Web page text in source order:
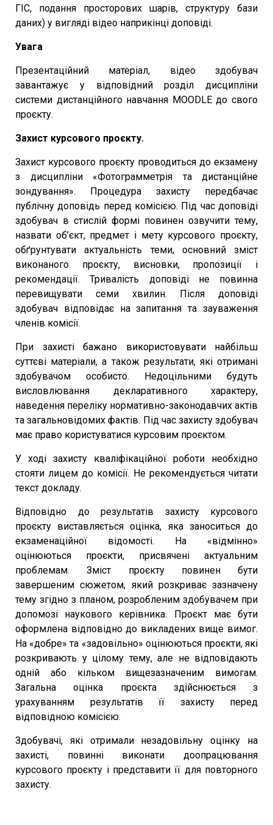
ГІС, подання просторових шарів, структуру бази
даних) у вигляді відео наприкінці доповіді.
Увага
Презентаційний матеріал, відео здобувач
завантажує у відповідний розділ дисципліни
системи дистанційного навчання MOODLE до свого
проєкту.
Захист курсового проєкту.
Захист курсового проєкту проводиться до екзамену
з дисципліни «Фотограмметрія та дистанційне
зондування». Процедура захисту передбачає
публічну доповідь перед комісією. Під час доповіді
здобувач в стислій формі повинен озвучити тему,
назвати об’єкт, предмет і мету курсового проєкту,
обґрунтувати актуальність теми, основний зміст
виконаного проєкту, висновки, пропозиції і
рекомендації. Тривалість доповіді не повинна
перевищувати семи хвилин. Після доповіді
здобувач відповідає на запитання та зауваження
членів комісії.
При захисті бажано використовувати найбільш
суттєві матеріали, а також результати, які отримані
здобувачом особисто. Недоцільними будуть
висловлювання декларативного характеру,
наведення переліку нормативно-законодавчих актів
та загальновідомих фактів. Під час захисту здобувач
має право користуватися курсовим проєктом.
У ході захисту кваліфікаційної роботи необхідно
стояти лицем до комісії. Не рекомендується читати
текст докладу.
Відповідно до результатів захисту курсового
проєкту виставляється оцінка, яка заноситься до
екзаменаційної відомості. На «відмінно»
оцінюються проєкти, присвячені актуальним
проблемам. Зміст проєкту повинен бути
завершеним сюжетом, який розкриває зазначену
тему згідно з планом, розробленим здобувачем при
допомозі наукового керівника. Проєкт має бути
оформлена відповідно до викладених вище вимог.
На «добре» та «задовільно» оцінюються проєкти, які
розкривають у цілому тему, але не відповідають
одній або кільком вищезазначеним вимогам.
Загальна оцінка проєкта здійснюється з
урахуванням результатів її захисту перед
відповідною комісією.
Здобувачі, які отримали незадовільну оцінку на
захисті, повинні виконати доопрацювання
курсового проєкту і представити її для повторного
захисту.